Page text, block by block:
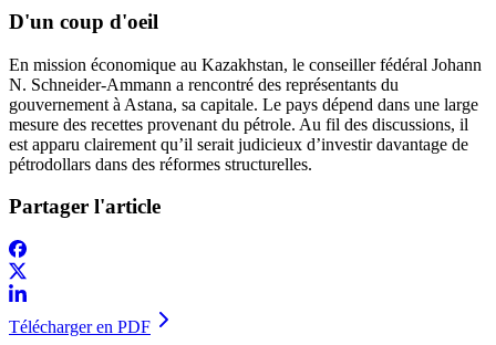
D'un coup d'oeil
En mission économique au Kazakhstan, le conseiller fédéral Johann
N. Schneider-Ammann a rencontré des représentants du
gouvernement à Astana, sa capitale. Le pays dépend dans une large
mesure des recettes provenant du pétrole. Au fil des discussions, il
est apparu clairement qu’il serait judicieux d’investir davantage de
pétrodollars dans des réformes structurelles.
Partager l'article
Télécharger en PDF